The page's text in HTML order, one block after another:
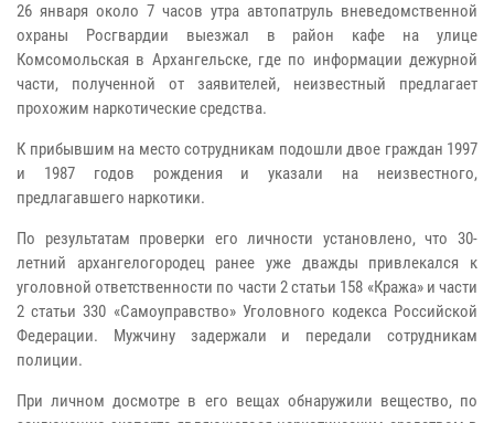
26 января около 7 часов утра автопатруль вневедомственной
охраны Росгвардии выезжал в район кафе на улице
Комсомольская в Архангельске, где по информации дежурной
части, полученной от заявителей, неизвестный предлагает
прохожим наркотические средства.
К прибывшим на место сотрудникам подошли двое граждан 1997
и 1987 годов рождения и указали на неизвестного,
предлагавшего наркотики.
По результатам проверки его личности установлено, что 30-
летний архангелогородец ранее уже дважды привлекался к
уголовной ответственности по части 2 статьи 158 «Кража» и части
2 статьи 330 «Самоуправство» Уголовного кодекса Российской
Федерации. Мужчину задержали и передали сотрудникам
полиции.
При личном досмотре в его вещах обнаружили вещество, по